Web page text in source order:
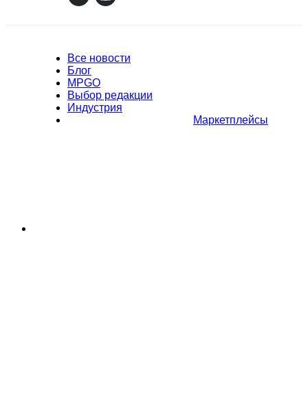
Все новости
Блог
MPGO
Выбор редакции
Индустрия
Маркетплейсы